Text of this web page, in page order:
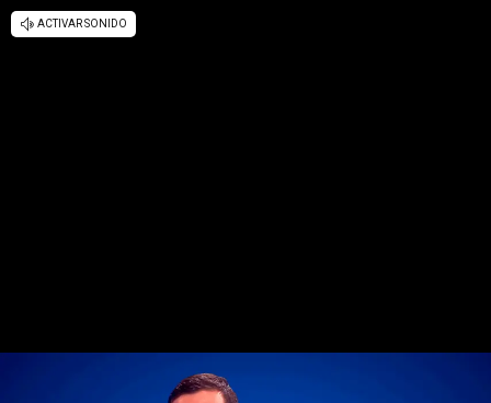
ACTIVAR SONIDO